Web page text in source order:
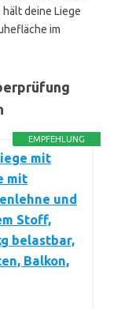
deine Liege
im
EMPFEHLUNG
mit
mit
und
Stoff,
belastbar,
Balkon,